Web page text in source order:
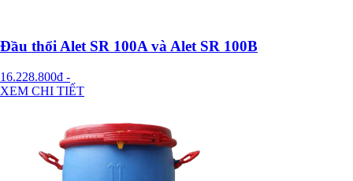
Đầu thổi Alet SR 100A và Alet SR 100B
16.228.800đ -
XEM CHI TIẾT